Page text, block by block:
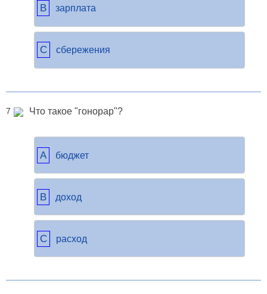
B зарплата
C сбережения
7 Что такое "гонорар"?
A бюджет
B доход
C расход